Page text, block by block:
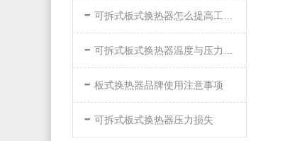
- 可拆式板式换热器怎么提高工作效率
- 可拆式板式换热器温度与压力的要求
- 板式换热器品牌使用注意事项
- 可拆式板式换热器压力损失